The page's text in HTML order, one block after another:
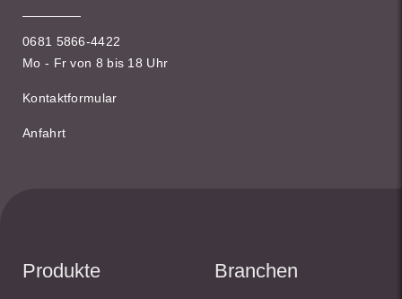
0681 5866-4422
Mo - Fr von 8 bis 18 Uhr
Kontaktformular
Anfahrt
Produkte Branchen